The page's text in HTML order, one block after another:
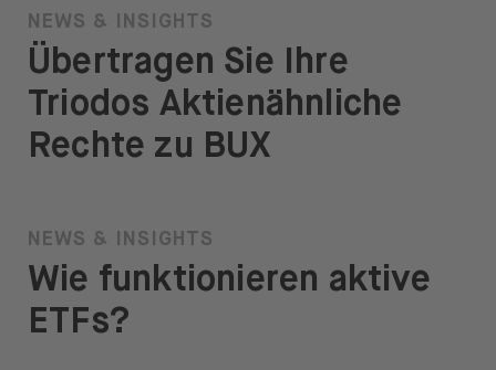
NEWS & INSIGHTS
Übertragen Sie Ihre
Triodos Aktienähnliche
Rechte zu BUX
NEWS & INSIGHTS
Wie funktionieren aktive
ETFs?